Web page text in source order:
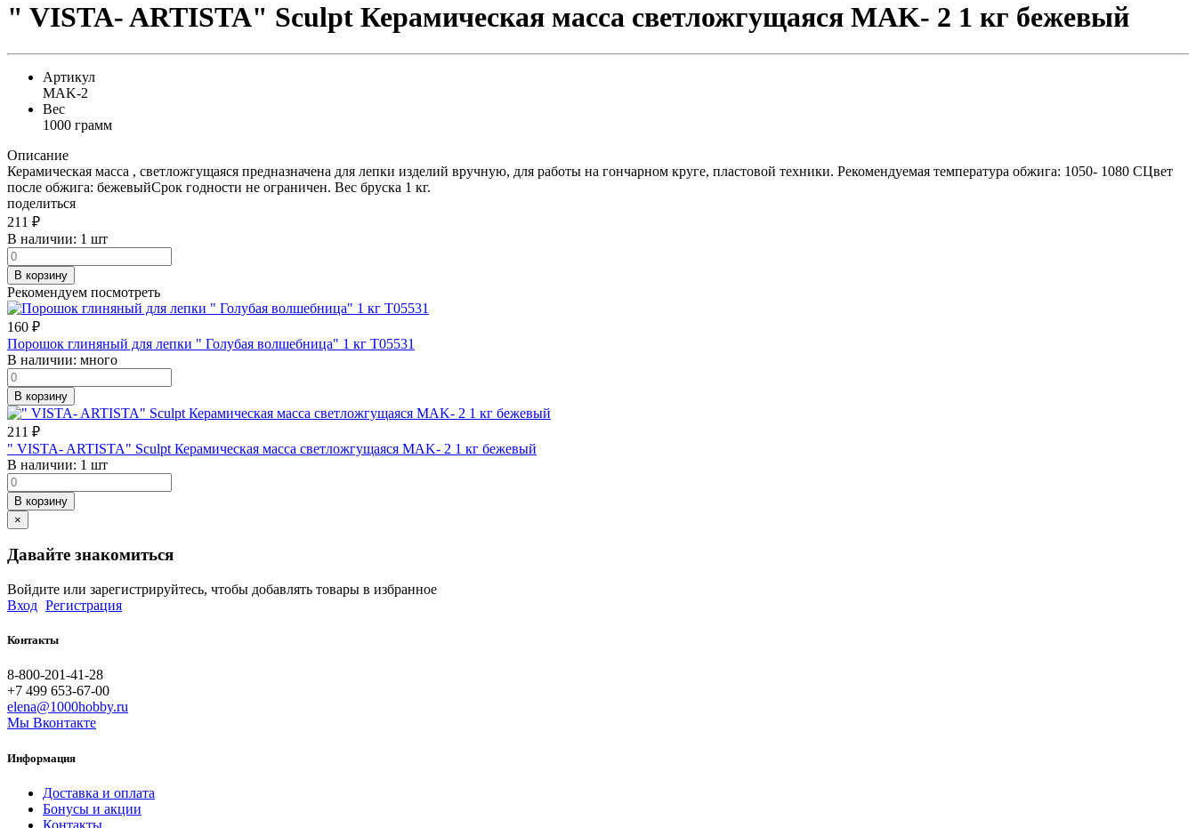
" VISTA- ARTISTA" Sculpt Керамическая масса светложгущаяся MAK- 2 1 кг бежевый
Артикул
MAK-2
Вес
1000 грамм
Описание
Керамическая масса , светложгущаяся предназначена для лепки изделий вручную, для работы на гончарном круге, пластовой техники. Рекомендуемая температура обжига: 1050- 1080 СЦвет
после обжига: бежевыйСрок годности не ограничен. Вес бруска 1 кг.
поделиться
211 ₽
В наличии: 1 шт
В корзину
Рекомендуем посмотреть
160 ₽
Порошок глиняный для лепки " Голубая волшебница" 1 кг Т05531
В наличии: много
В корзину
211 ₽
" VISTA- ARTISTA" Sculpt Керамическая масса светложгущаяся MAK- 2 1 кг бежевый
В наличии: 1 шт
В корзину
×
Давайте знакомиться
Войдите или зарегистрируйтесь, чтобы добавлять товары в избранное
Вход Регистрация
Контакты
8-800-201-41-28
+7 499 653-67-00
elena@1000hobby.ru
Мы Вконтакте
Информация
Доставка и оплата
Бонусы и акции
Контакты